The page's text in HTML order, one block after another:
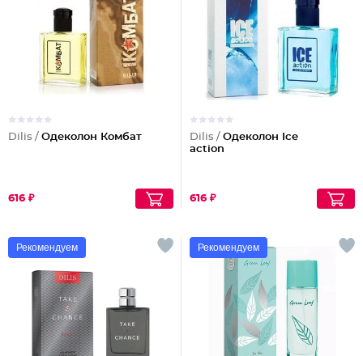
Dilis / Одеколон Комбат
616 ₽
Dilis / Одеколон Ice
action
616 ₽
Рекомендуем Рекомендуем